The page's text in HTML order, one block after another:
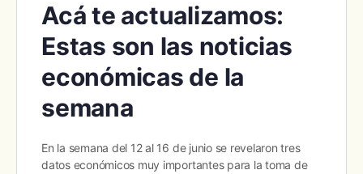
Acá te actualizamos:
Estas son las noticias
económicas de la
semana
En la semana del 12 al 16 de junio se revelaron tres
datos económicos muy importantes para la toma de